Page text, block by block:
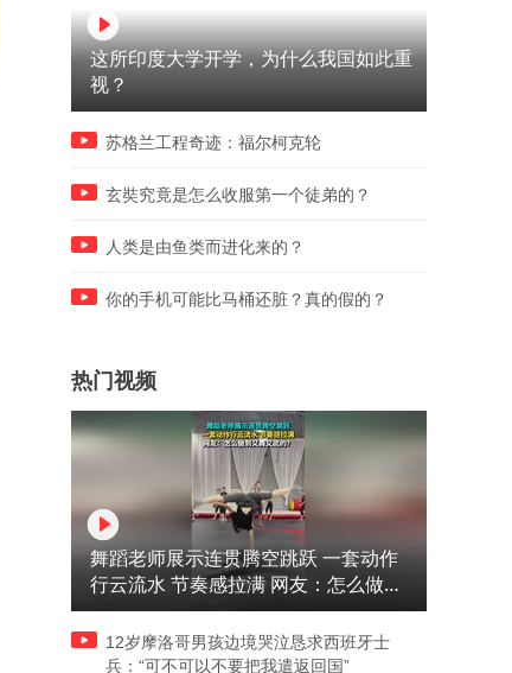
00:23
众星唱《蝴蝶泉边》，张凯丽
王宏伟现场演唱，这嗓音真是
几个小伙当着刘晓庆面，把
晓庆一顿损，太厉害了
这所印度大学开学，为什么我国如此重
视？
苏格兰工程奇迹：福尔柯克轮
玄奘究竟是怎么收服第一个徒弟的？
人类是由鱼类而进化来的？
你的手机可能比马桶还脏？真的假的？
热门视频
舞蹈老师展示连贯腾空跳跃 一套动作
行云流水 节奏感拉满 网友：怎么做到
又舞又武的？
12岁摩洛哥男孩边境哭泣恳求西班牙士
兵：“可不可以不要把我遣返回国”